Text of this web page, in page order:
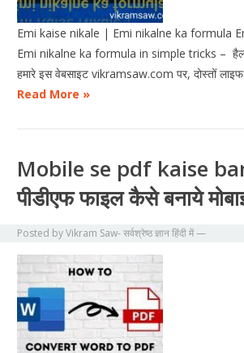
Emi kaise nikale | Emi nikalne ka formula
Emi nikalne ka formula in simple tricks – हैलों
हमारे इस वेबसाइट vikramsaw.com पर, दोस्तों
Read More »
Mobile se pdf kaise
पीडीएफ फाइल कैसे बनाये
Posted byVikram Saw- सर्वश्रेष्ठ ज्ञान हिंदी में—